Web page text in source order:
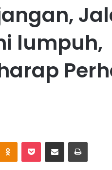
lumpuh,
Odnoklassniki
Pocket Share via Email Print